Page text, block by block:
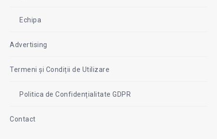
Echipa
Advertising
Termeni și Condiții de Utilizare
Politica de Confidențialitate GDPR
Contact